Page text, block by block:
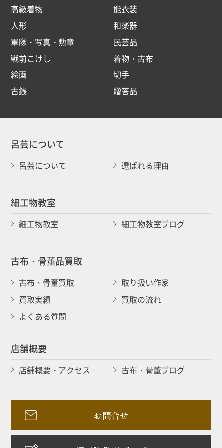
高級着物
能衣装
人形
和楽器
軍隊・写真・勲章
民芸品
戦前こけし
着物・古布
絵画
切手
古銭
贈答品
呂芸について
呂芸について 選ばれる理由
細工物教室
細工物教室 細工物教室ブログ
古布・骨董品買取
古布・骨董買取
取り扱い作家
買取実績
買取の流れ
よくある質問
店舗概要
店舗概要・アクセス 古布・骨董ブログ
お問合せ